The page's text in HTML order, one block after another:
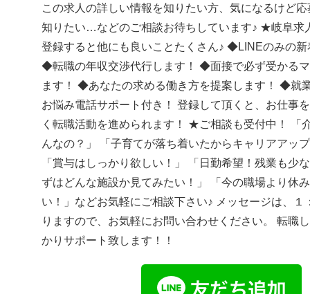
この求人の詳しい情報を知りたい方、気になるけど
知りたい…などのご相談お待ちしています♪ ★岐阜求
登録すると他にも良いことたくさん♪ ◆LINEのみの
◆転職の年収交渉代行します！ ◆面接で必ず受かる
ます！ ◆あなたの求める働き方を提案します！ ◆就
お悩み電話サポート付き！ 登録して頂くと、お仕事
く転職活動を進められます！ ★ご相談も受付中！ 「
んなの？」 「子育てが落ち着いたからキャリアアッ
「賞与はしっかり欲しい！」 「日勤希望！残業も少
ずはどんな施設か見てみたい！」 「今の職場より休
い！」などお気軽にご相談下さい♪ メッセージは、１
りますので、お気軽にお問い合わせください。 転職
かりサポート致します！！